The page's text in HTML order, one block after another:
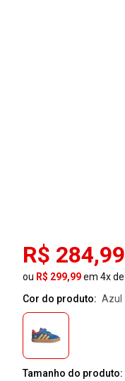
R$ 284,99
ou R$ 299,99em 4x de
Cor do produto:
azul
Tamanho do produto: